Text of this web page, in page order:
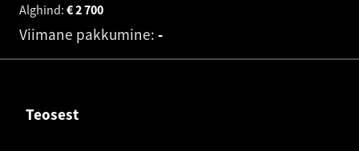
Alghind:
2 700
€
Viimane pakkumine: -
Teosest